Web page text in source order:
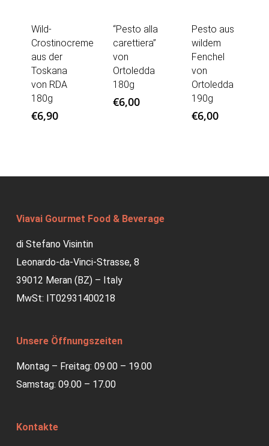
Wild-
Crostinocreme
aus der
Toskana
von RDA
180g
€6,90
“Pesto alla
carettiera”
von
Ortoledda
180g
€6,00
Pesto aus
wildem
Fenchel
von
Ortoledda
190g
€6,00
Viavai Gourmet Food & Beverage
di Stefano Visintin
Leonardo-da-Vinci-Strasse, 8
39012 Meran (BZ) – Italy
MwSt: IT02931400218
Unsere Öffnungszeiten
Montag – Freitag: 09.00 – 19.00
Samstag: 09.00 – 17.00
Kontakte